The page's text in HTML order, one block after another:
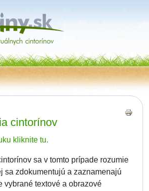
cintorínov
kliknite tu.
sa v tomto prípade rozumie
sa zdokumentujú a zaznamenajú
vybrané textové a obrazové